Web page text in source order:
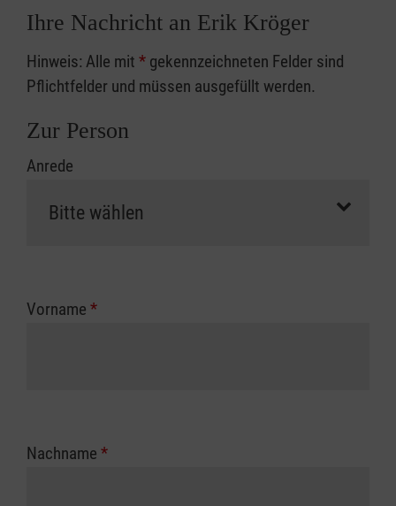
Ihre Nachricht an Erik Kröger
Hinweis: Alle mit * gekennzeichneten Felder sind
Pflichtfelder und müssen ausgefüllt werden.
Zur Person
Anrede
Vorname *
Nachname *